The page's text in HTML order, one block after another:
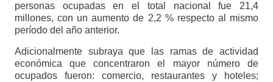
personas ocupadas en el total nacional fue 21,4
millones, con un aumento de 2,2 % respecto al mismo
período del año anterior.
Adicionalmente subraya que las ramas de actividad
económica que concentraron el mayor número de
ocupados fueron: comercio, restaurantes y hoteles;